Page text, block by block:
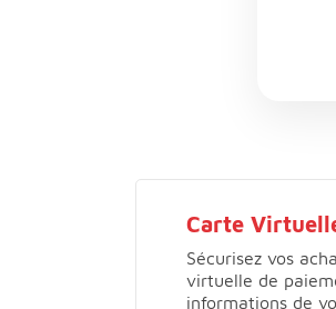
Carte
Sécurisez vos
virtuelle de
informations de